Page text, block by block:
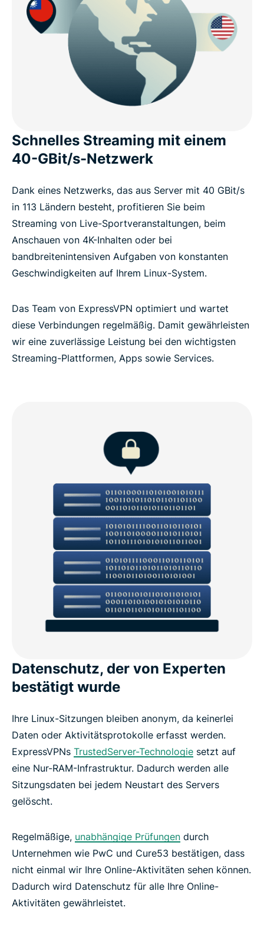
Schnelles Streaming mit einem
40-GBit/s-Netzwerk
Dank eines Netzwerks, das aus Server mit 40 GBit/s
in 113 Ländern besteht, profitieren Sie beim
Streaming von Live-Sportveranstaltungen, beim
Anschauen von 4K-Inhalten oder bei
bandbreitenintensiven Aufgaben von konstanten
Geschwindigkeiten auf Ihrem Linux-System.
Das Team von ExpressVPN optimiert und wartet
diese Verbindungen regelmäßig. Damit gewährleisten
wir eine zuverlässige Leistung bei den wichtigsten
Streaming-Plattformen, Apps sowie Services.
Datenschutz, der von Experten
bestätigt wurde
Ihre Linux-Sitzungen bleiben anonym, da keinerlei
Daten oder Aktivitätsprotokolle erfasst werden.
ExpressVPNs TrustedServer-Technologie setzt auf
eine Nur-RAM-Infrastruktur. Dadurch werden alle
Sitzungsdaten bei jedem Neustart des Servers
gelöscht.
Regelmäßige, unabhängige Prüfungen durch
Unternehmen wie PwC und Cure53 bestätigen, dass
nicht einmal wir Ihre Online-Aktivitäten sehen können.
Dadurch wird Datenschutz für alle Ihre Online-
Aktivitäten gewährleistet.